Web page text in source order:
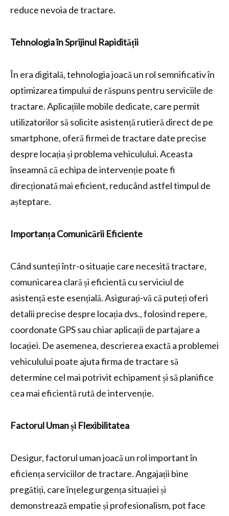
reduce nevoia de tractare.
Tehnologia în Sprijinul Rapidității
În era digitală, tehnologia joacă un rol semnificativ în
optimizarea timpului de răspuns pentru serviciile de
tractare. Aplicațiile mobile dedicate, care permit
utilizatorilor să solicite asistență rutieră direct de pe
smartphone, oferă firmei de tractare date precise
despre locația și problema vehiculului. Aceasta
înseamnă că echipa de intervenție poate fi
direcționată mai eficient, reducând astfel timpul de
așteptare.
Importanța Comunicării Eficiente
Când sunteți într-o situație care necesită tractare,
comunicarea clară și eficientă cu serviciul de
asistență este esențială. Asigurați-vă că puteți oferi
detalii precise despre locația dvs., folosind repere,
coordonate GPS sau chiar aplicații de partajare a
locației. De asemenea, descrierea exactă a problemei
vehiculului poate ajuta firma de tractare să
determine cel mai potrivit echipament și să planifice
cea mai eficientă rută de intervenție.
Factorul Uman și Flexibilitatea
Desigur, factorul uman joacă un rol important în
eficiența serviciilor de tractare. Angajații bine
pregătiți, care înțeleg urgența situației și
demonstrează empatie și profesionalism, pot face